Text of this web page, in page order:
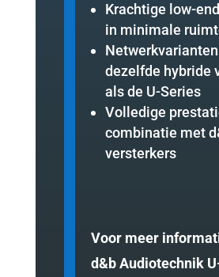
Krachtige low-
in minimale
dezelfde hybride
als de U-Series
Volledige
combinatie met
versterkers
Voor meer
d&b Audiotechnik